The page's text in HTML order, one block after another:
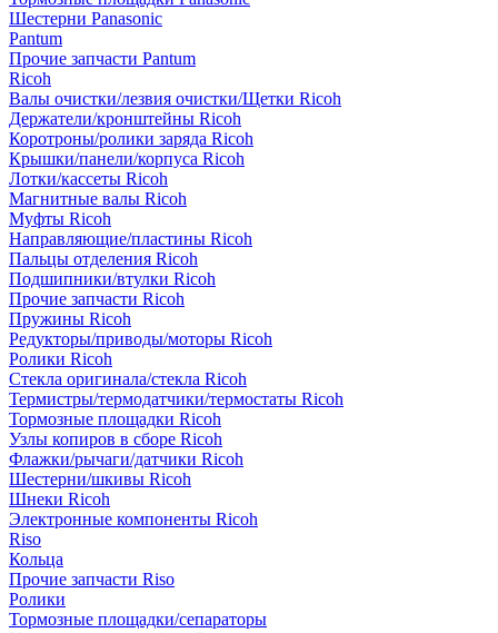
Шестерни Panasonic
Pantum
Прочие запчасти Pantum
Ricoh
Валы очистки/лезвия очистки/Щетки Ricoh
Держатели/кронштейны Ricoh
Коротроны/ролики заряда Ricoh
Крышки/панели/корпуса Ricoh
Лотки/кассеты Ricoh
Магнитные валы Ricoh
Муфты Ricoh
Направляющие/пластины Ricoh
Пальцы отделения Ricoh
Подшипники/втулки Ricoh
Прочие запчасти Ricoh
Пружины Ricoh
Редукторы/приводы/моторы Ricoh
Ролики Ricoh
Стекла оригинала/стекла Ricoh
Термистры/термодатчики/термостаты Ricoh
Тормозные площадки Ricoh
Узлы копиров в сборе Ricoh
Флажки/рычаги/датчики Ricoh
Шестерни/шкивы Ricoh
Шнеки Ricoh
Электронные компоненты Ricoh
Riso
Кольца
Прочие запчасти Riso
Ролики
Тормозные площадки/сепараторы